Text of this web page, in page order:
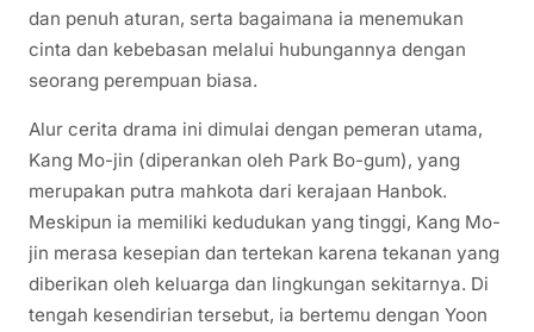
dan penuh aturan, serta bagaimana ia menemukan
cinta dan kebebasan melalui hubungannya dengan
seorang perempuan biasa.
Alur cerita drama ini dimulai dengan pemeran utama,
Kang Mo-jin (diperankan oleh Park Bo-gum), yang
merupakan putra mahkota dari kerajaan Hanbok.
Meskipun ia memiliki kedudukan yang tinggi, Kang Mo-
jin merasa kesepian dan tertekan karena tekanan yang
diberikan oleh keluarga dan lingkungan sekitarnya. Di
tengah kesendirian tersebut, ia bertemu dengan Yoon